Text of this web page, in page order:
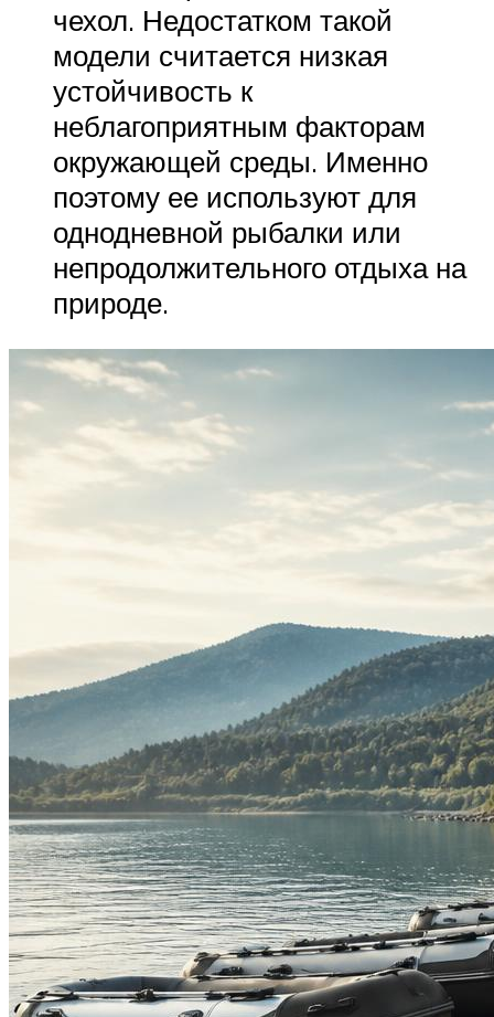
чехол. Недостатком такой
модели считается низкая
устойчивость к
неблагоприятным факторам
окружающей среды. Именно
поэтому ее используют для
однодневной рыбалки или
непродолжительного отдыха на
природе.